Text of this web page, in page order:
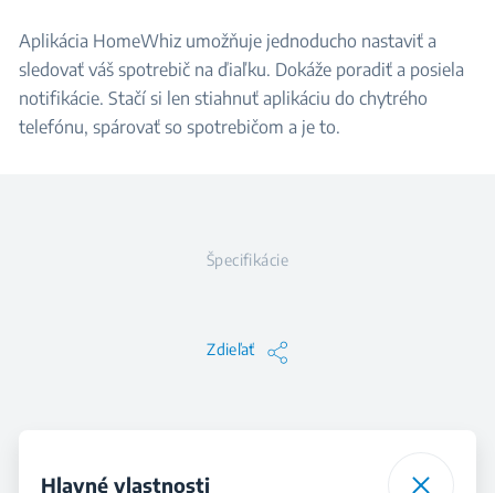
Aplikácia HomeWhiz umožňuje jednoducho nastaviť a
sledovať váš spotrebič na ďiaľku. Dokáže poradiť a posiela
notifikácie. Stačí si len stiahnuť aplikáciu do chytrého
telefónu, spárovať so spotrebičom a je to.
Špecifikácie
Zdieľať
Hlavné vlastnosti